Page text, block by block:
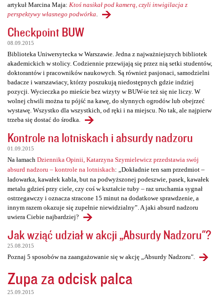
artykuł Marcina Maja: Ktoś nasikał pod kamerą, czyli inwigilacja z
perspektywy własnego podwórka
Checkpoint BUW
08.09.2015
Biblioteka Uniwersytecka w Warszawie. Jedna z najważniejszych bibliotek
akademickich w stolicy. Codziennie przewijają się przez nią setki studentów,
doktorantów i pracowników naukowych. Są również pasjonaci, samodzielni
badacze i warszawiacy, którzy poszukują niedostępnych gdzie indziej
pozycji. Wycieczka po mieście bez wizyty w BUW-ie też się nie liczy. W
wolnej chwili można tu pójść na kawę, do słynnych ogrodów lub obejrzeć
wystawę. Wszystko dla wszystkich, od ręki i na miejscu. No tak, ale najpierw
trzeba się dostać do środka.
Kontrole na lotniskach i absurdy nadzoru
01.09.2015
Na łamach Dziennika Opinii, Katarzyna Szymielewicz przedstawia swój
absurd nadzoru – kontrole na lotniskach: „Dokładnie ten sam przedmiot –
ładowarka, kawałek kabla, but na podwyższonej podeszwie, pasek, kawałek
metalu gdzieś przy ciele, czy coś w kształcie tuby – raz uruchamia sygnał
ostrzegawczy i oznacza stracone 15 minut na dodatkowe sprawdzenie, a
innym razem okazuje się zupełnie niewidzialny”. A jaki absurd nadzoru
uwiera Ciebie najbardziej?
Jak wziąć udział w akcji „Absurdy Nadzoru"?
25.08.2015
Poznaj 5 sposobów na zaangażowanie się w akcję „Absurdy Nadzoru".
Zupa za odcisk palca
25.09.2015